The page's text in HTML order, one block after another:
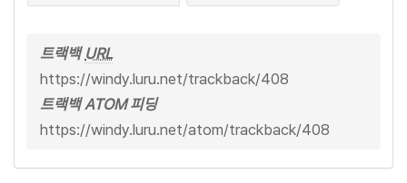
트랙백 URL
https://windy.luru.net/trackback/408
트랙백 ATOM 피딩
https://windy.luru.net/atom/trackback/408